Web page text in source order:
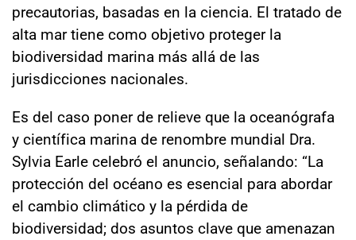
precautorias, basadas en la ciencia. El tratado de
alta mar tiene como objetivo proteger la
biodiversidad marina más allá de las
jurisdicciones nacionales.
Es del caso poner de relieve que la oceanógrafa
y científica marina de renombre mundial Dra.
Sylvia Earle celebró el anuncio, señalando: “La
protección del océano es esencial para abordar
el cambio climático y la pérdida de
biodiversidad; dos asuntos clave que amenazan